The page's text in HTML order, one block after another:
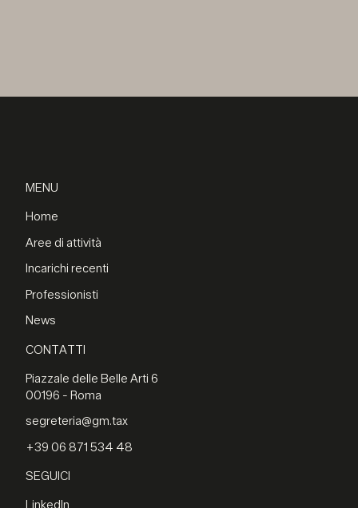
MENU
Home
Aree di attività
Incarichi recenti
Professionisti
News
CONTATTI
Piazzale delle Belle Arti 6
00196 - Roma
segreteria@gm.tax
+39 06 871 534 48
SEGUICI